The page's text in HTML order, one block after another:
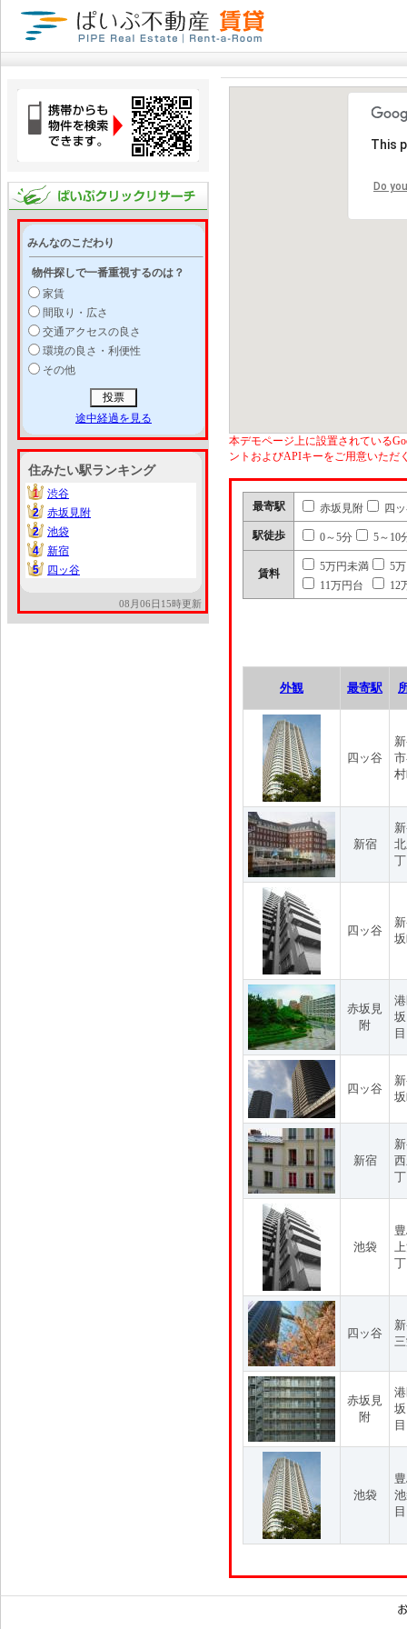
みんなのこだわり
物件探しで一番重視するのは？
家賃
間取り・広さ
交通アクセスの良さ
環境の良さ・利便性
その他
途中経過を見る
住みたい駅ランキング
1
1
渋谷
2
2
赤坂見附
2
2
池袋
4
4
新宿
5
5 四ッ谷
08月06日15時更新
This
Do
本デモページ上に設置されている
ントおよびAPIキーをご用意いただ
最寄駅 赤坂見附 四
駅徒歩 0～5分 5～10
賃料
5万円未満
5
11万円台
12
外観 最寄駅
四ッ谷
新宿
四ッ谷
赤坂見
附
目
四ッ谷
新宿
池袋
四ッ谷
赤坂見
附
目
池袋
目